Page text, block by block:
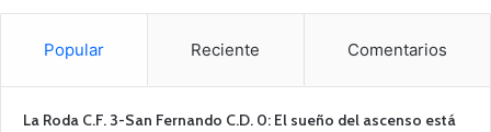
Popular Reciente Comentarios
La Roda C.F. 3-San Fernando C.D. 0: El sueño del ascenso está